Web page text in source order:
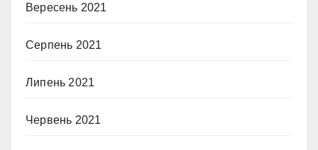
Вересень 2021
Серпень 2021
Липень 2021
Червень 2021